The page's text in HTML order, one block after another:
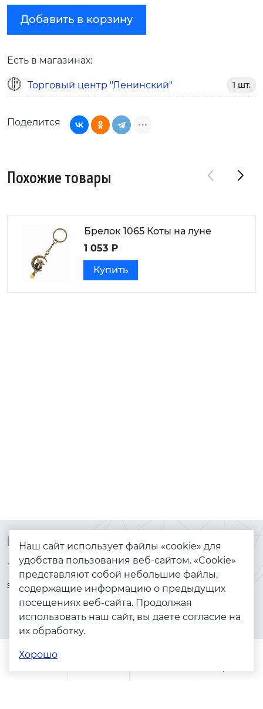
Добавить в корзину
Есть в магазинах:
Торговый центр "Ленинский" 1 шт.
Поделится
Похожие товары
Брелок 1065 Коты на луне
1 053 ₽
Купить
Контакты
+7 (925) 144-64-73
serebryanyye.grani@mail.ru
Каталог
Браслеты
Золото
Серебро
Помощь
Наш сайт использует файлы «cookie» для
удобства пользования веб-сайтом. «Cookie»
представляют собой небольшие файлы,
содержащие информацию о предыдущих
посещениях веб-сайта. Продолжая
использовать наш сайт, вы даете согласие на
их обработку.
Хорошо